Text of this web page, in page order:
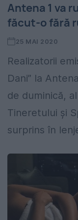
Antena 1 va
făcut-o fără
25 MAI 2020
Realizatorii
Dani” la
de duminică,
Tineretului și
surprins în